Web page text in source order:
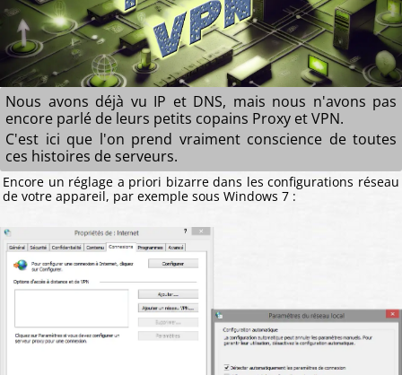
Nous avons déjà vu IP et DNS, mais nous n'avons pas
encore parlé de leurs petits copains Proxy et VPN.
C'est ici que l'on prend vraiment conscience de toutes
ces histoires de serveurs.
Encore un réglage a priori bizarre dans les configurations réseau
de votre appareil, par exemple sous Windows 7 :